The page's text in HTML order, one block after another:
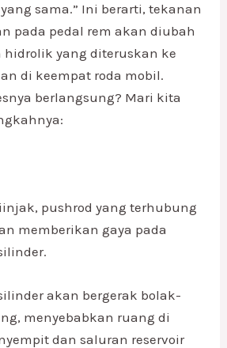
sama.” Ini berarti, tekanan
pada pedal rem akan diubah
yang diteruskan ke
di keempat roda mobil.
berlangsung? Mari kita
pushrod yang terhubung
memberikan gaya pada
akan bergerak bolak-
menyebabkan ruang di
dan saluran reservoir